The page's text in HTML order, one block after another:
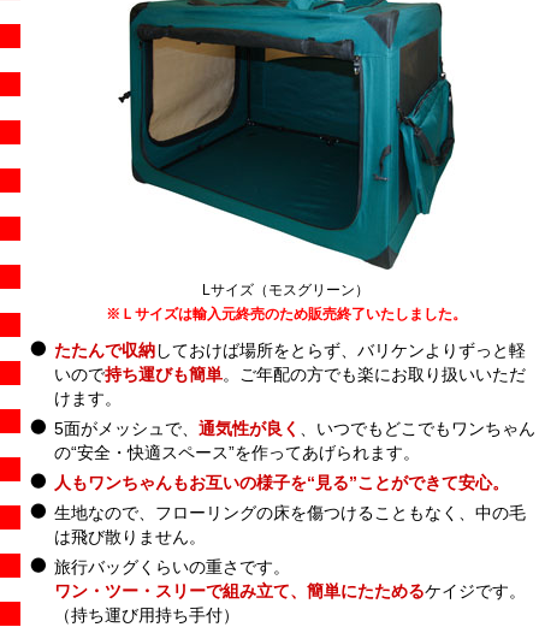
Lサイズ（モスグリーン）
※Ｌサイズは輸入元終売のため販売終了いたしました。
たたんで収納しておけば場所をとらず、バリケンよりずっと軽
いので持ち運びも簡単。ご年配の方でも楽にお取り扱いいただ
けます。
5面がメッシュで、 通気性が良く
、いつでもどこでもワンちゃん
の“安全・快適スペース”を作ってあげられます。
人もワンちゃんもお互いの様子を“見る”ことができて安心。
生地なので、フローリングの床を傷つけることもなく、中の毛
は飛び散りません。
旅行バッグくらいの重さです。
ワン・ツー・スリーで組み立て、簡単にたためるケイジです。
（持ち運び用持ち手付）